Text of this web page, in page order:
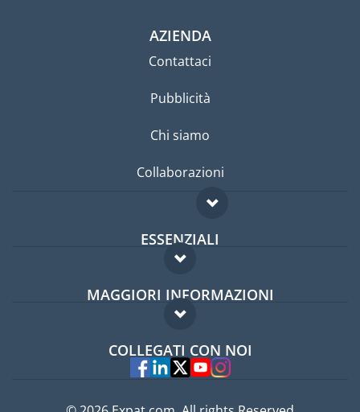
AZIENDA
Contattaci
Pubblicità
Chi siamo
Collaborazioni
ESSENZIALI
Forum per expat
Guida per expat
MAGGIORI INFORMAZIONI
Domande frequenti
Esperti
COLLEGATI CON NOI